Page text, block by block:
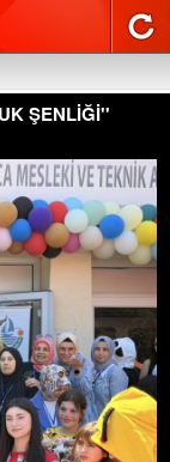
ŞENLİĞİ''